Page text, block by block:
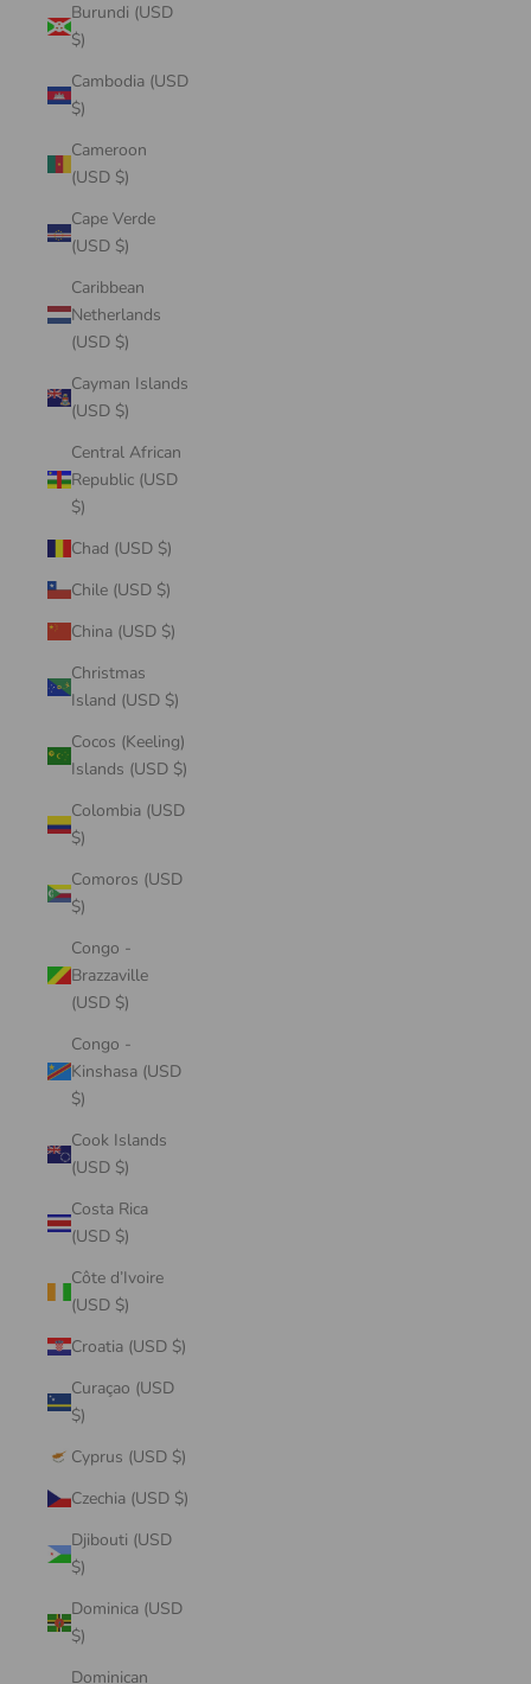
Burundi (USD
$)
Cambodia (USD
$)
Cameroon
(USD $)
Cape Verde
(USD $)
Caribbean
Netherlands
(USD $)
Cayman Islands
(USD $)
Central African
Republic (USD
$)
Chad (USD $)
Chile (USD $)
China (USD $)
Christmas
Island (USD $)
Cocos (Keeling)
Islands (USD $)
Colombia (USD
$)
Comoros (USD
$)
Congo -
Brazzaville
(USD $)
Congo -
Kinshasa (USD
$)
Cook Islands
(USD $)
Costa Rica
(USD $)
Côte d’Ivoire
(USD $)
Croatia (USD $)
Curaçao (USD
$)
Cyprus (USD $)
Czechia (USD $)
Djibouti (USD
$)
Dominica (USD
$)
Dominican